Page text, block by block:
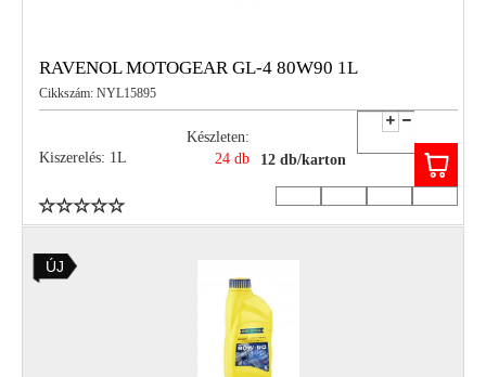
RAVENOL MOTOGEAR GL-4 80W90 1L
Cikkszám: NYL15895
Kiszerelés: 1L
Készleten:
24 db
12 db/karton
ÚJ